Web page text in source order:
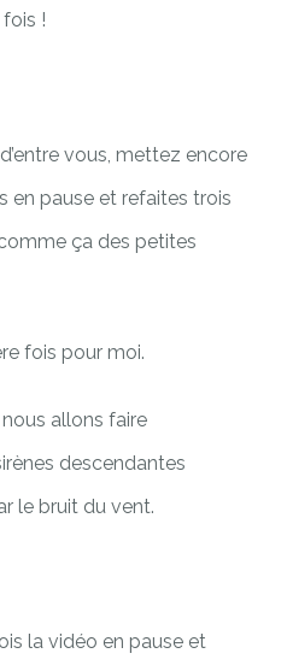
!
vous, mettez encore
en pause et refaites trois
ça des petites
fois pour moi.
allons faire
descendantes
le bruit du vent.
la vidéo en pause et